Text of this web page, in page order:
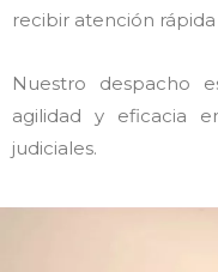
recibir atención
Nuestro despacho
agilidad y eficacia
judiciales.